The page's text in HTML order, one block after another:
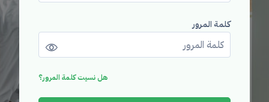
كلمة المرور
كلمة المرور
هل نسيت كلمة المرور؟